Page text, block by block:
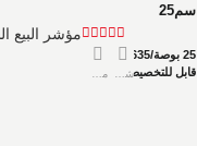
والاستخدام التجاري الخفيف
سم25
مؤشر البيع
25 بوصة/635 مم
قابل للتخصيص